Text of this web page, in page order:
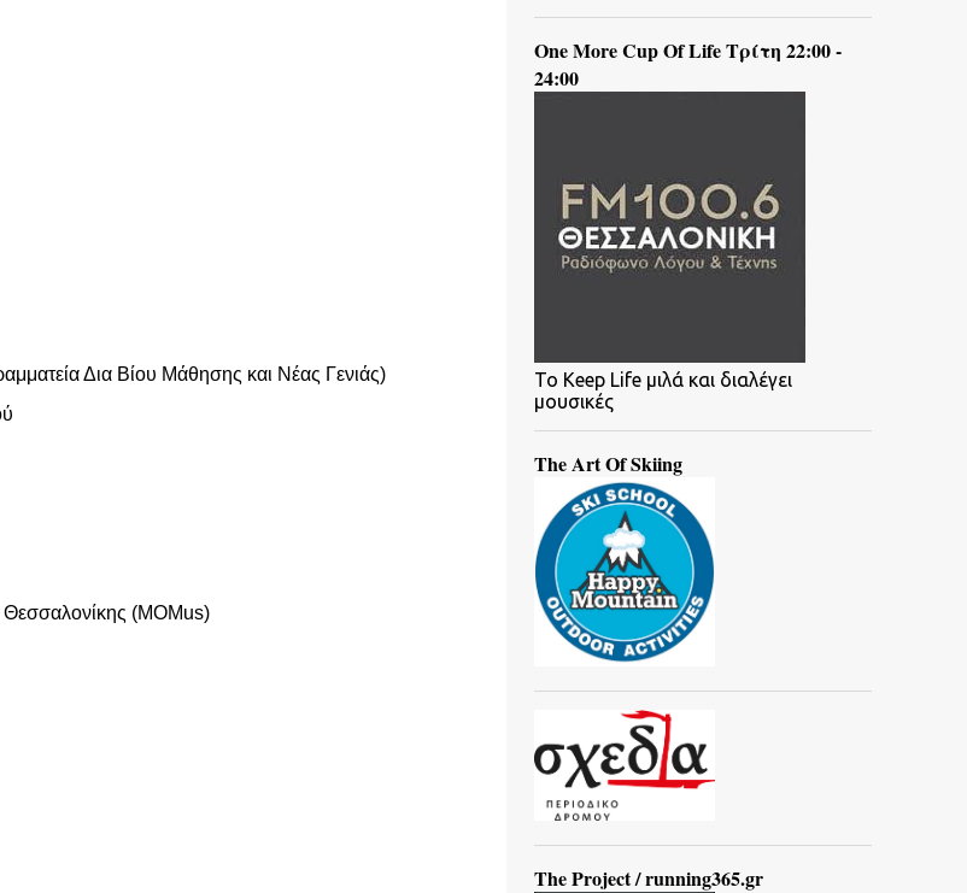
Δια Βίου Μάθησης και Νέας Γενιάς)
(MOMus)
One More Cup Of Life Τρίτη 22:00 -
24:00
To Keep Life μιλά και διαλέγει
μουσικές
The Art Of Skiing
The Project / running365.gr